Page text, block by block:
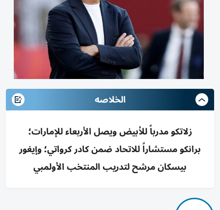
الخلاصه
زلاتكو مدرباً للأبيض ويصل الأربعاء للإمارات؛
برانكو مستشاراً للاتحاد ضمن كادر كرواتي؛ وإيغور
بيسكان مرشح لتدريب المنتخب الأولمبي